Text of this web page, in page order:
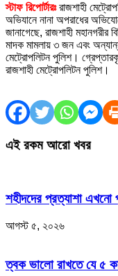
স্টাফ রিপোর্টারঃ রাজশাহী
অভিযানে নানা অপরাধের
জানাগেছে, রাজশাহী মহানগরীর
মাদক মামলায় ৩ জন এবং
মেট্রোপলিটন পুলিশ।
রাজশাহী মেট্রোপলিটন পুলিশ।
এই রকম আরো খবর
শহীদদের প্রত্যাশা
আগস্ট ৫, ২০২৬
ত্বক ভালো রাখতে যে ৫